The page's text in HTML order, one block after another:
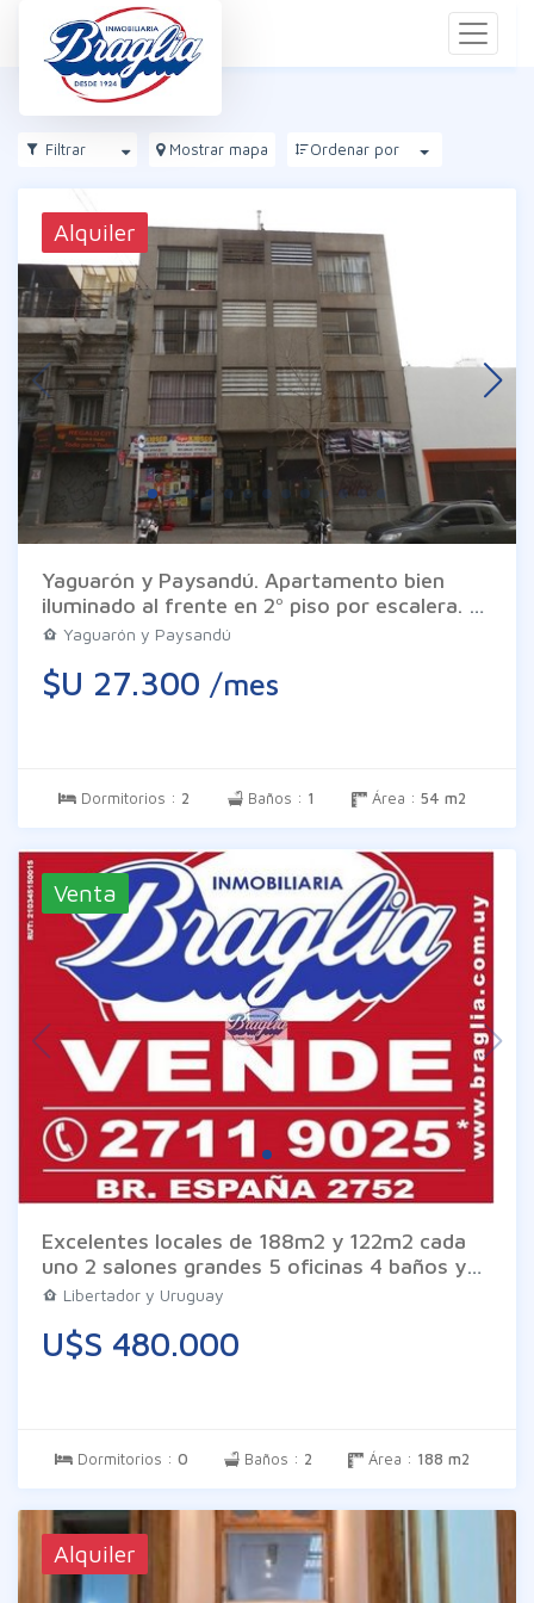
Filtrar Mostrar mapa Ordenar por
Alquiler
Yaguarón y Paysandú. Apartamento bien
iluminado al frente en 2º piso por escalera. 2
dormitorios con placares integrados, living
equipada con placares aéreo y bajo mesada,
baño completo, terraza lavadero. Gastos
Yaguarón y Paysandú
$U 27.300 /mes
Dormitorios : 2 Baños : 1 Área :54 m2
Venta
Excelentes locales de 188m2 y 122m2 cada
uno 2 salones grandes 5 oficinas 4 baños y
garaje. Las imágenes son meramente
datos son proporcionados por el propietario
en consecuencia exime a Inm. Braglia de todo
Libertador y Uruguay
U$S 480.000
Dormitorios :0 Baños : 2 Área : 188 m2
Alquiler